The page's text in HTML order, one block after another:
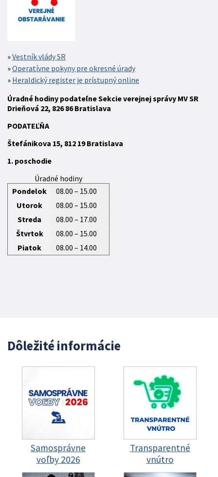
Vestník vlády SR
Operatívne pokyny pre okresné úrady
Heraldický register je prístupný online
Úradné hodiny podateľne Sekcie verejnej správy MV SR
Drieňová 22, 826 86 Bratislava
PODATEĽŇA
Štefánikova 15, 812 19Bratislava
1. poschodie
Úradné hodiny
Pondelok
08.00 – 15.00
Utorok
08.00 – 15.00
Streda
08.00 – 17.00
Štvrtok
08.00 – 15.00
Piatok
08.00 – 14.00
Dôležité informácie
Samosprávne
voľby 2026
Transparentné
vnútro